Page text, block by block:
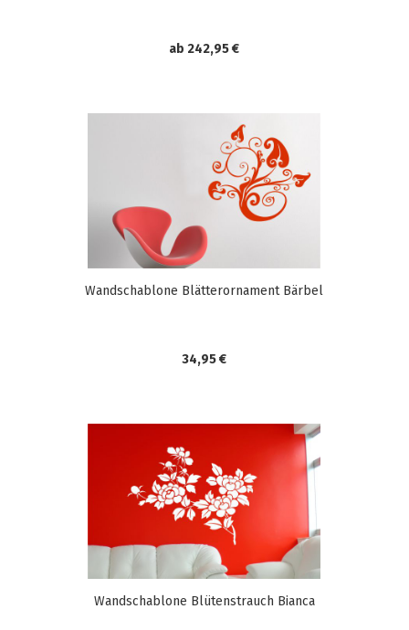
ab 242,95 €
Wandschablone Blätterornament Bärbel
34,95 €
Wandschablone Blütenstrauch Bianca